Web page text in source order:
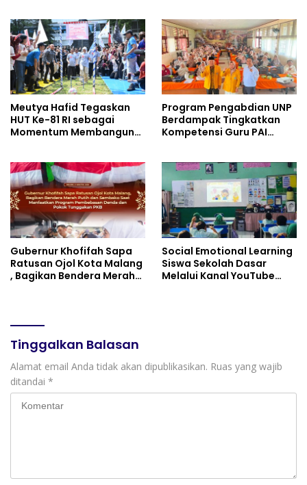
Perhotelan, dan UPW
Meutya Hafid Tegaskan
HUT Ke-81 RI sebagai
Momentum Membangun
Program Pengabdian UNP
Berdampak Tingkatkan
Kompetensi Guru PAI
Gubernur Khofifah Sapa
Ratusan Ojol Kota Malang
, Bagikan Bendera Merah
Pokok Tunggakan PKB
Social Emotional Learning
Siswa Sekolah Dasar
Melalui Kanal YouTube
Tinggalkan Balasan
Alamat email Anda tidak akan dipublikasikan. Ruas yang wajib
ditandai *